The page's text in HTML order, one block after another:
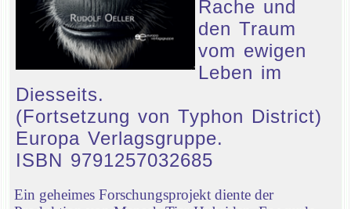
Rache und
den Traum
vom ewigen
Leben im
Diesseits.
(Fortsetzung von Typhon District)
Europa Verlagsgruppe.
ISBN 9791257032685
Ein geheimes Forschungsprojekt diente der